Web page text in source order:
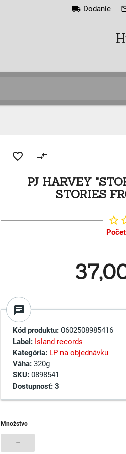
local_shipping Dodanie
favorite_border compare_arrows
PJ HARVEY
STORIES
star_border
chat
Kód produktu:0602508985416
Label: Island records
Kategória: LP na objednávku
Váha:320g
SKU:0898541
Dostupnosť:3
Množstvo
–